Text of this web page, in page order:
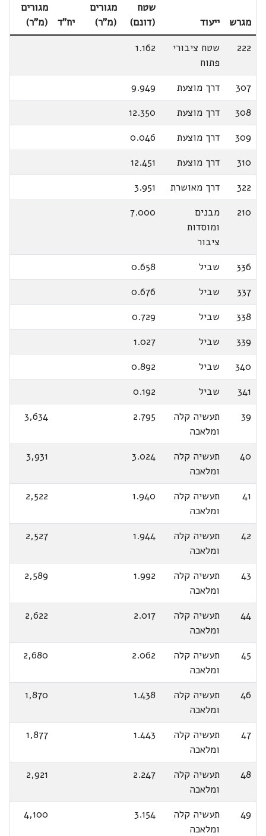
מגרש ייעוד
שטח
(דונם)
מגורים
(מ"ר)
יח"ד
מגורים
(מ"ר)
222
שטח ציבורי
פתוח
1.162
307 דרך מוצעת
9.949
308
דרך מוצעת
12.350
309
דרך מוצעת
0.046
310
דרך מוצעת
12.451
322
דרך מאושרת
3.951
210
מבנים
ומוסדות
ציבור
7.000
336 שביל
0.658
337
שביל
0.676
338
שביל
0.729
339
שביל
1.027
340
שביל
0.892
341
שביל
0.192
39
תעשיה קלה
ומלאכה
2.795
3,634
40
תעשיה קלה
ומלאכה
3.024
3,931
41
תעשיה קלה
ומלאכה
1.940
2,522
42
תעשיה קלה
ומלאכה
1.944
2,527
43
תעשיה קלה
ומלאכה
1.992
2,589
44
תעשיה קלה
ומלאכה
2.017
2,622
45
תעשיה קלה
ומלאכה
2.062
2,680
46
תעשיה קלה
ומלאכה
1.438
1,870
47
תעשיה קלה
ומלאכה
1.443
1,877
48
תעשיה קלה
ומלאכה
2.247
2,921
49
תעשיה קלה
ומלאכה
3.154
4,100